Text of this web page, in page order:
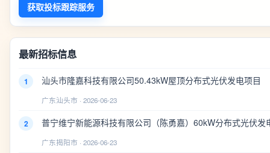
获取投标跟踪服务
最新招标信息
1 汕头市隆嘉科技有限公司50.43kW屋顶分布式光伏发电项目
广东汕头市 · 2026-06-23
2 普宁维宁新能源科技有限公司（陈勇嘉）60kW分布式光伏发
广东揭阳市 · 2026-06-23